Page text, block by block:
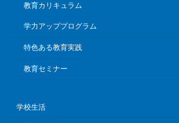
教育カリキュラム
学力アッププログラム
特色ある教育実践
教育セミナー
学校生活